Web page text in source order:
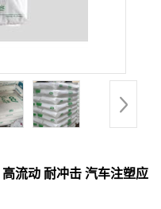
流动 耐冲击 汽车注塑应